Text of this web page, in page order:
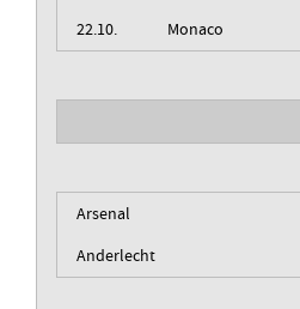
22.10.
Monaco
Arsenal
Anderlecht